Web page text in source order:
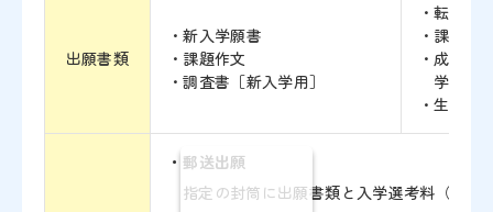
出願書類
新入学願書
課題作文
調査書［新入学用］
転入学
課題作
成績・
学・編
生徒転
・郵送出願
指定の封筒に出願書類と入学選考料（郵